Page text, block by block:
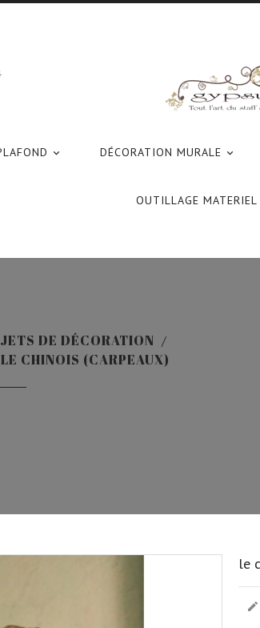
 
DÉCORATION MURALE
OUTILLAGE MATERIEL
DE DÉCORATION
LE CHINOIS (CARPEAUX)
le
